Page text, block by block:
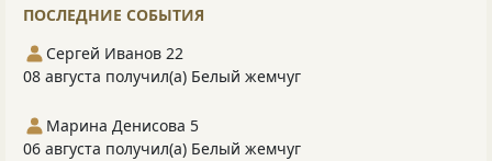
ПОСЛЕДНИЕ СОБЫТИЯ
Сергей Иванов 22
08 августа получил(а) Белый жемчуг
Марина Денисова 5
06 августа получил(а) Белый жемчуг